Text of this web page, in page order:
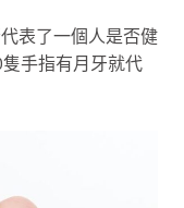
表了一個人是否健
手指有月牙就代